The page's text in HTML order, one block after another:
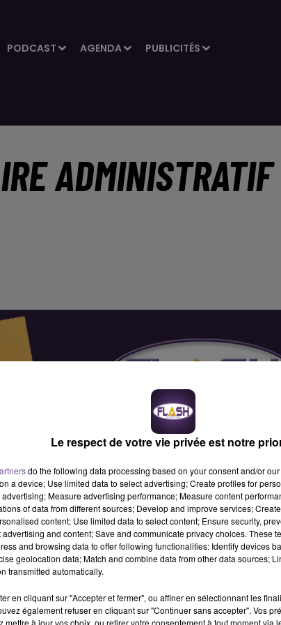
PODCAST AGENDA PUBLICITÉS
ADMINISTRATIF
administratif (H/F). Vos missions : accueil physique et
Le respect de votre vie privée est notre
do the following data processing based on your consent and/or
a device; Use limited data to select advertising; Create profiles for
Measure advertising performance; Measure content
of data from different sources; Develop and improve services;
content; Use limited data to select content; Ensure security,
and content; Save and communicate privacy choices. These
and browsing data to offer following functionalities: Identify devices
geolocation data; Match and combine data from other data sources;
transmitted automatically.
en cliquant sur "Accepter et fermer", ou affiner en sélectionnant les
également refuser en cliquant sur "Continuer sans accepter". Vos
mettre à jour vos choix, ou retirer votre consentement à tout moment via